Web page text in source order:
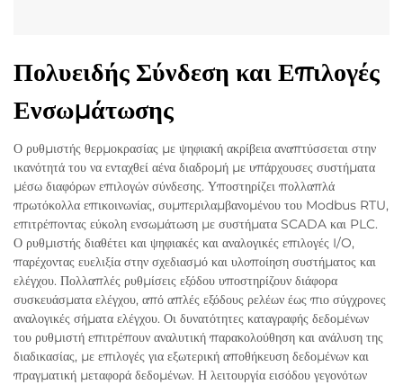
Πολυειδής Σύνδεση και Επιλογές
Ενσωμάτωσης
Ο ρυθμιστής θερμοκρασίας με ψηφιακή ακρίβεια αναπτύσσεται στην
ικανότητά του να ενταχθεί αένα διαδρομή με υπάρχουσες συστήματα
μέσω διαφόρων επιλογών σύνδεσης. Υποστηρίζει πολλαπλά
πρωτόκολλα επικοινωνίας, συμπεριλαμβανομένου του Modbus RTU,
επιτρέποντας εύκολη ενσωμάτωση με συστήματα SCADA και PLC.
Ο ρυθμιστής διαθέτει και ψηφιακές και αναλογικές επιλογές I/O,
παρέχοντας ευελιξία στην σχεδιασμό και υλοποίηση συστήματος και
ελέγχου. Πολλαπλές ρυθμίσεις εξόδου υποστηρίζουν διάφορα
συσκευάσματα ελέγχου, από απλές εξόδους ρελέων έως πιο σύγχρονες
αναλογικές σήματα ελέγχου. Οι δυνατότητες καταγραφής δεδομένων
του ρυθμιστή επιτρέπουν αναλυτική παρακολούθηση και ανάλυση της
διαδικασίας, με επιλογές για εξωτερική αποθήκευση δεδομένων και
πραγματική μεταφορά δεδομένων. Η λειτουργία εισόδου γεγονότων